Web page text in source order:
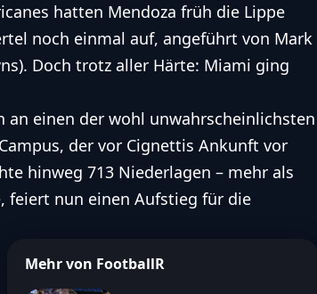
hatten Mendoza früh die Lippe
noch einmal auf, angeführt von Mark
Doch trotz aller Härte: Miami ging
an einen der wohl unwahrscheinlichsten
der vor Cignettis Ankunft vor
hinweg 713 Niederlagen – mehr als
feiert nun einen Aufstieg für die
Mehr von FootballR